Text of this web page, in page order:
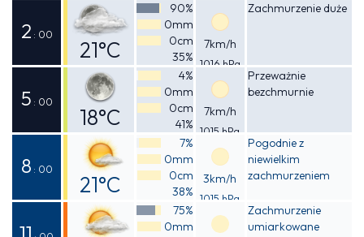
2 : 00
21°C
Odczuwalna
20°C
90%
0mm
0cm
35%
7km/h
1016 hPa
Zachmurzenie duże
5 : 00
18°C
Odczuwalna
17°C
4%
0mm
0cm
41%
7km/h
1015 hPa
Przeważnie
bezchmurnie
8 : 00
21°C
Odczuwalna
20°C
7%
0mm
0cm
38%
3km/h
1015 hPa
Pogodnie z
niewielkim
zachmurzeniem
75%
0mm
Zachmurzenie
umiarkowane